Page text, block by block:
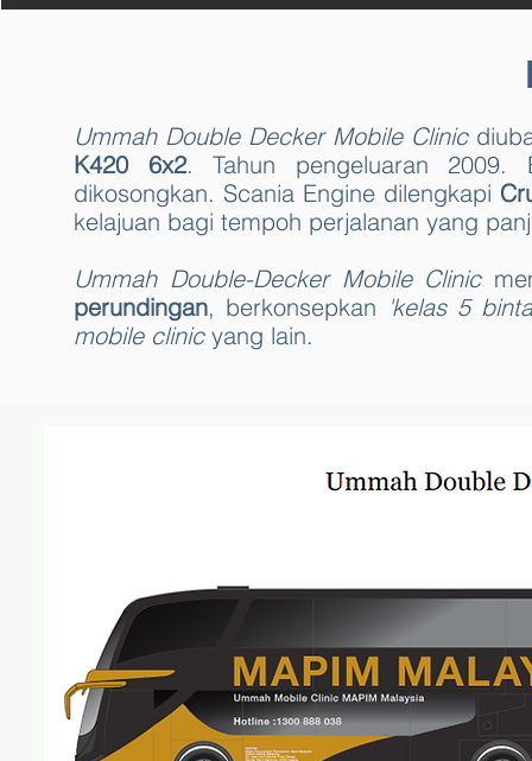
Ummah Double Decker Mobile Clinic
K420 6x2. Tahun pengeluaran
dikosongkan. Scania Engine dilengkapi
kelajuan bagi tempoh perjalanan yang
Ummah Double-Decker Mobile Clinic
perundingan, berkonsepkan 'kelas 5
mobile clinicyang lain.